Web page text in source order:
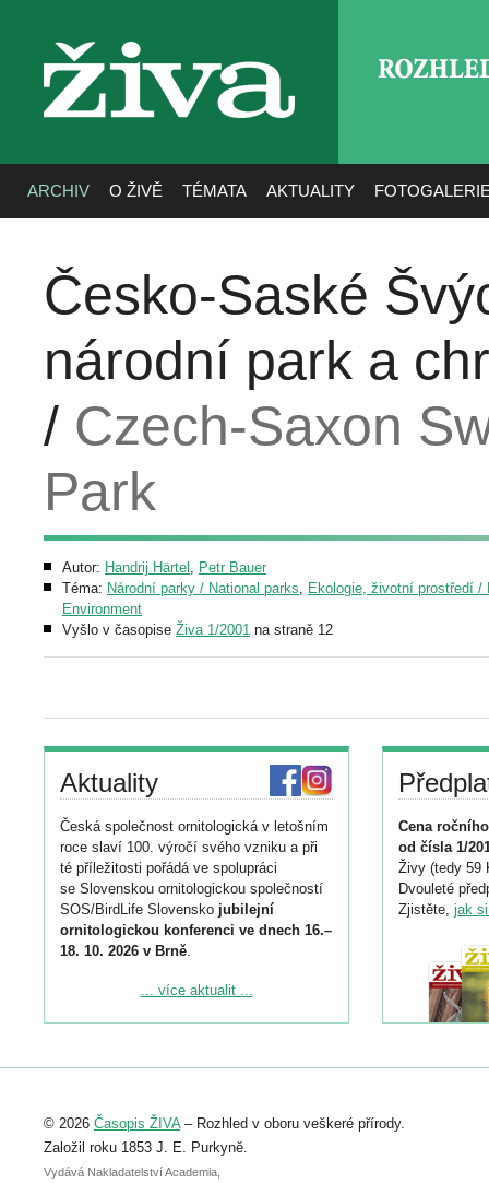
živa
ARCHIV O ŽIVĚ TÉMATA AKTUALITY
Česko-Saské
národní park a
/ Czech-Saxon
Park
Autor: Handrij Härtel , Petr Bauer
Téma: Národní parky / National parks, Ekologie, životní prostředí /
Environment
Vyšlo v časopise Živa 1/2001 na straně 12
Aktuality
Česká společnost ornitologická v letošním
roce slaví 100. výročí svého vzniku a při
té příležitosti pořádá ve spolupráci
se Slovenskou ornitologickou společností
SOS/BirdLife Slovensko jubilejní
ornitologickou konferenci ve dnech 16.–
18. 10. 2026 v Brně.
Podrobnější informace ke konferenci
Registrovat se můžete do 6. září.
abstraktu přihlášené přednášky nebo
posteru je už 30. června.
... více aktualit ...
Cena
od čísla 1/
Živy (tedy 59
Dvouleté
Zjistěte, jak
© 2026 Časopis ŽIVA– Rozhled v oboru veškeré přírody.
Založil roku 1853 J. E. Purkyně.
Vydává Nakladatelství Academia,